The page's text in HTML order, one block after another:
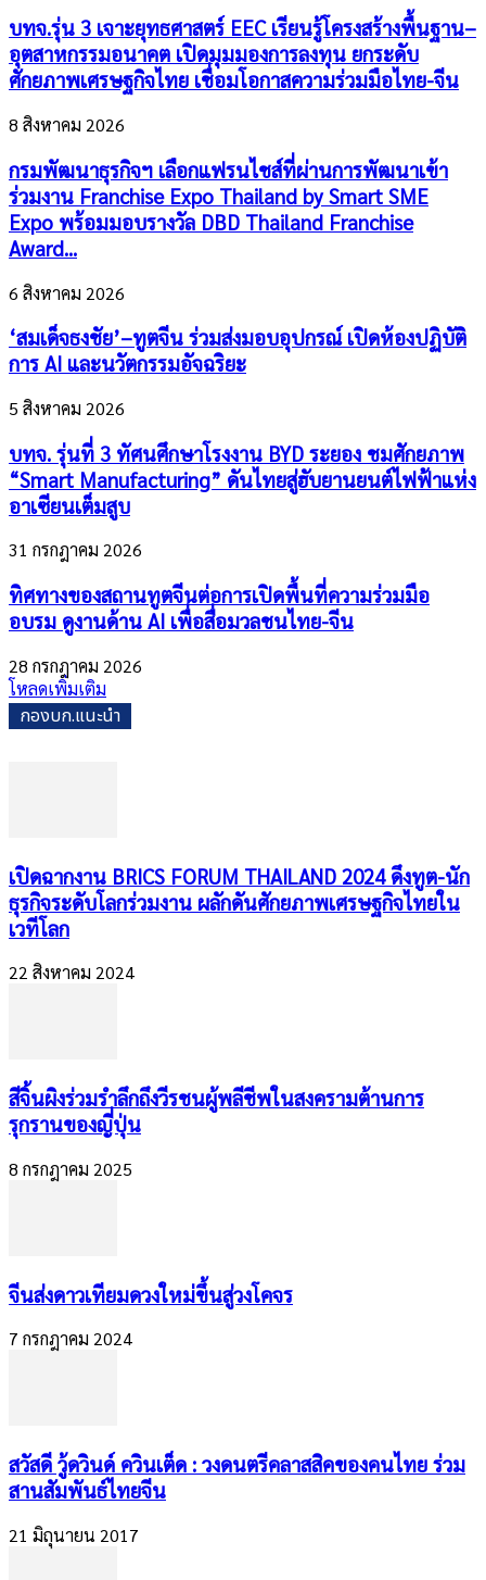
บทจ.รุ่น 3 เจาะยุทธศาสตร์ EEC เรียนรู้โครงสร้างพื้นฐาน–
อุตสาหกรรมอนาคต เปิดมุมมองการลงทุน ยกระดับ
ศักยภาพเศรษฐกิจไทย เชื่อมโอกาสความร่วมมือไทย-จีน
8 สิงหาคม 2026
กรมพัฒนาธุรกิจฯ เลือกแฟรนไชส์ที่ผ่านการพัฒนาเข้า
ร่วมงาน Franchise Expo Thailand by Smart SME
Expo พร้อมมอบรางวัล DBD Thailand Franchise
Award...
6 สิงหาคม 2026
‘สมเด็จธงชัย’–ทูตจีน ร่วมส่งมอบอุปกรณ์ เปิดห้องปฏิบัติ
การ AI และนวัตกรรมอัจฉริยะ
5 สิงหาคม 2026
บทจ. รุ่นที่ 3 ทัศนศึกษาโรงงาน BYD ระยอง ชมศักยภาพ
“Smart Manufacturing” ดันไทยสู่ฮับยานยนต์ไฟฟ้าแห่ง
อาเซียนเต็มสูบ
31 กรกฎาคม 2026
ทิศทางของสถานทูตจีนต่อการเปิดพื้นที่ความร่วมมือ
อบรม ดูงานด้าน AI เพื่อสื่อมวลชนไทย-จีน
28 กรกฎาคม 2026
โหลดเพิ่มเติม
กองบก.แนะนำ
เปิดฉากงาน BRICS FORUM THAILAND 2024 ดึงทูต-นัก
ธุรกิจระดับโลกร่วมงาน ผลักดันศักยภาพเศรษฐกิจไทยใน
เวทีโลก
22 สิงหาคม 2024
สีจิ้นผิงร่วมรำลึกถึงวีรชนผู้พลีชีพในสงครามต้านการ
รุกรานของญี่ปุ่น
8 กรกฎาคม 2025
จีนส่งดาวเทียมดวงใหม่ขึ้นสู่วงโคจร
7 กรกฎาคม 2024
สวัสดี วู้ดวินด์ ควินเต็ด : วงดนตรีคลาสสิคของคนไทย ร่วม
สานสัมพันธ์ไทยจีน
21 มิถุนายน 2017